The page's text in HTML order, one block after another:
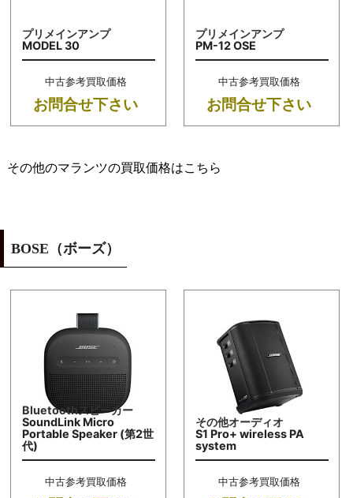
プリメインアンプ
MODEL 30
中古参考買取価格
お問合せ下さい
プリメインアンプ
PM-12 OSE
中古参考買取価格
お問合せ下さい
その他のマランツの買取価格はこちら
BOSE（ボーズ）
Bluetoothスピーカー
SoundLink Micro
Portable Speaker (第2世
代)
中古参考買取価格
その他オーディオ
S1 Pro+ wireless PA
system
中古参考買取価格